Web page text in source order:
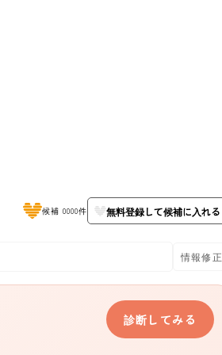
候補 0000件 無料登録して候補に入れる
情報修正
診断してみる